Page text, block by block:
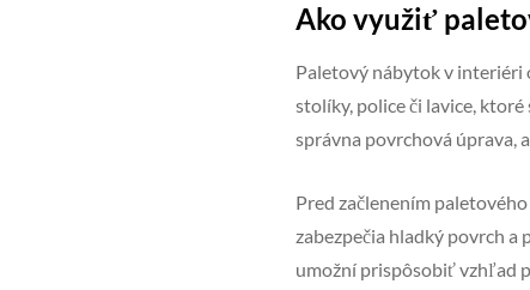
Ako využiť
Paletový nábytok v interiéri
stolíky, police či lavice,
správna povrchová úprava,
Pred začlenením
zabezpečia hladký povrch
umožní prispôsobiť vzhľad